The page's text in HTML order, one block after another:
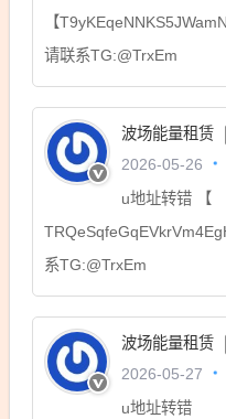
【
请联系TG:@TrxEm
波场能量租赁
2026-05-26
u地址转错 【
系TG:@TrxEm
波场能量租赁
2026-05-27
u地址转错